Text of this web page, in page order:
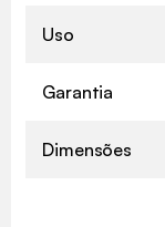
Uso
Garantia
Dimensões